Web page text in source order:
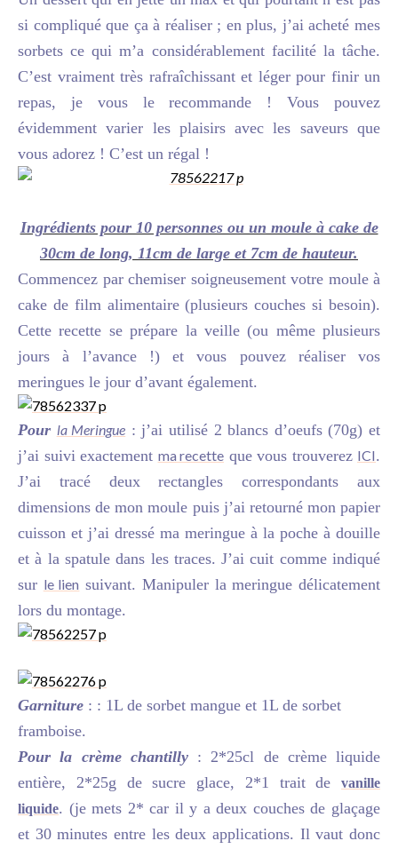
si compliqué que ça à réaliser ; en plus, j’ai acheté mes
sorbets ce qui m’a considérablement facilité la tâche.
C’est vraiment très rafraîchissant et léger pour finir un
repas, je vous le recommande ! Vous pouvez
évidemment varier les plaisirs avec les saveurs que
vous adorez ! C’est un régal !
Ingrédients pour 10 personnes ou un moule à cake de
30cm de long, 11cm de large et 7cm de hauteur.
Commencez par chemiser soigneusement votre moule à
cake de film alimentaire (plusieurs couches si besoin).
Cette recette se prépare la veille (ou même plusieurs
jours à l’avance !) et vous pouvez réaliser vos
meringues le jour d’avant également.
Pour la Meringue : j’ai utilisé 2 blancs d’oeufs (70g) et
j’ai suivi exactement ma recette que vous trouverez ICI.
J’ai tracé deux rectangles correspondants aux
dimensions de mon moule puis j’ai retourné mon papier
cuisson et j’ai dressé ma meringue à la poche à douille
et à la spatule dans les traces. J’ai cuit comme indiqué
sur le lien suivant. Manipuler la meringue délicatement
lors du montage.
Garniture : : 1L de sorbet mangue et 1L de sorbet
framboise.
Pour la crème chantilly : 2*25cl de crème liquide
entière, 2*25g de sucre glace, 2*1 trait de vanille
liquide. (je mets 2* car il y a deux couches de glaçage
et 30 minutes entre les deux applications. Il vaut donc